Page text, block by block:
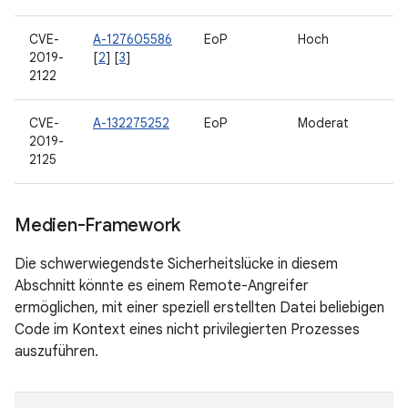
CVE-
2019-
2122
A-127605586
[2] [3]
EoP Hoch
CVE-
2019-
2125
A-132275252 EoP Moderat
Medien-Framework
Die schwerwiegendste Sicherheitslücke in diesem
Abschnitt könnte es einem Remote-Angreifer
ermöglichen, mit einer speziell erstellten Datei beliebigen
Code im Kontext eines nicht privilegierten Prozesses
auszuführen.